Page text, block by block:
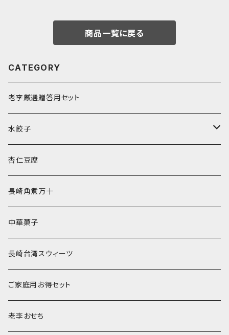
商品一覧に戻る
CATEGORY
老李厳選贈答用セット
水餃子
水餃子２種セット
杏仁豆腐
長崎角煮万十
中華菓子
長崎台湾スウィーツ
ご家庭用お得セット
老李おせち